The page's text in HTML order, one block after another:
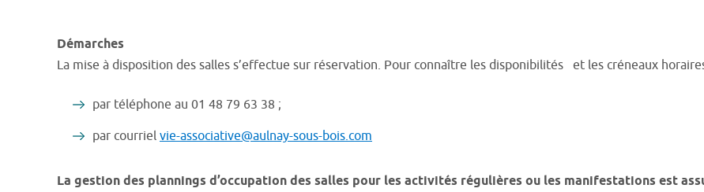
Démarches
La mise à disposition des salles s’effectue sur réservation. Pour connaître les disponibilités et les créneaux
par téléphone au 01 48 79 63 38 ;
par courriel vie-associative@aulnay-sous-bois.com
La gestion des plannings d’occupation des salles pour les activités régulières ou les manifestations est